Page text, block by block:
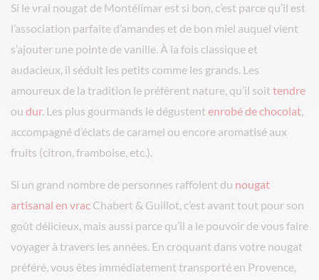
Si le vrai nougat de Montélimar est si bon, c’est parce qu’il est
l’association parfaite d’amandes et de bon miel auquel vient
s’ajouter une pointe de vanille. À la fois classique et
audacieux, il séduit les petits comme les grands. Les
amoureux de la tradition le préfèrent nature, qu’il soit tendre
ou dur. Les plus gourmands le dégustent enrobé de chocolat,
accompagné d’éclats de caramel ou encore aromatisé aux
fruits (citron, framboise, etc.).
Si un grand nombre de personnes raffolent du nougat
artisanal en vrac Chabert & Guillot, c’est avant tout pour son
goût délicieux, mais aussi parce qu’il a le pouvoir de vous faire
voyager à travers les années. En croquant dans votre nougat
préféré, vous êtes immédiatement transporté en Provence,